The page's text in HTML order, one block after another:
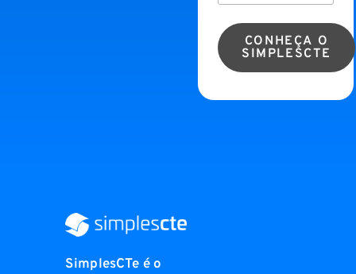
CONHEÇA O
SIMPLESCTE
SimplesCTe é o